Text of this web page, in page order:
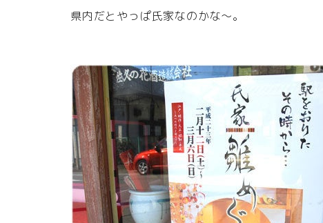
県内だとやっぱ氏家なのかな～。